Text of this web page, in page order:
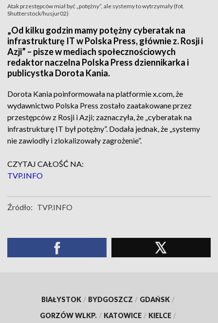
Atak przestępców miał być „potężny”, ale systemy to wytrzymały (fot.
Shutterstock/husjur02)
„Od kilku godzin mamy potężny cyberatak na
infrastrukturę IT w Polska Press, głównie z. Rosji i
Azji” – pisze w mediach społecznościowych
redaktor naczelna Polska Press dziennikarka i
publicystka Dorota Kania.
Dorota Kania poinformowała na platformie x.com, że
wydawnictwo Polska Press zostało zaatakowane przez
przestępców z Rosji i Azji; zaznaczyła, że „cyberatak na
infrastrukturę IT był potężny”. Dodała jednak, że „systemy
nie zawiodły i zlokalizowały zagrożenie”.
CZYTAJ CAŁOŚĆ NA:
TVP.INFO
Źródło: TVP.INFO
BIAŁYSTOK / BYDGOSZCZ / GDAŃSK /
GORZÓW WLKP. / KATOWICE / KIELCE /